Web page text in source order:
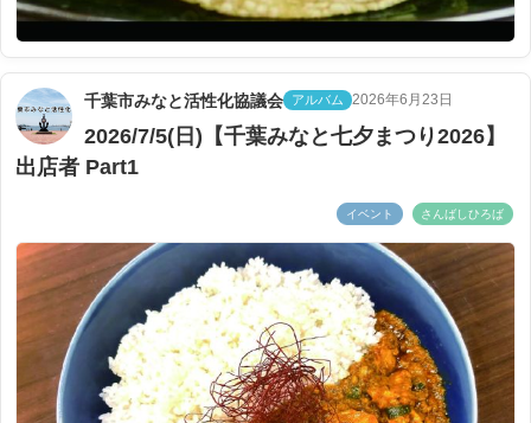
千葉市みなと活性化協議会 アルバム 2026年6月23日
2026/7/5(日)【千葉みなと七夕まつり2026】
出店者 Part1
イベント さんばしひろば